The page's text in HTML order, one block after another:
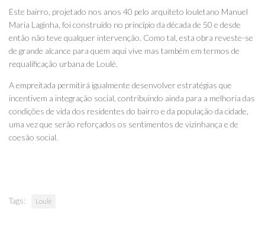
Este bairro, projetado nos anos 40 pelo arquiteto louletano Manuel
Maria Laginha, foi construído no princípio da década de 50 e desde
então não teve qualquer intervenção. Como tal, esta obra reveste-se
de grande alcance para quem aqui vive mas também em termos de
requalificação urbana de Loulé.
A empreitada permitirá igualmente desenvolver estratégias que
incentivem a integração social, contribuindo ainda para a melhoria das
condições de vida dos residentes do bairro e da população da cidade,
uma vez que serão reforçados os sentimentos de vizinhança e de
coesão social.
Tags: Loulé